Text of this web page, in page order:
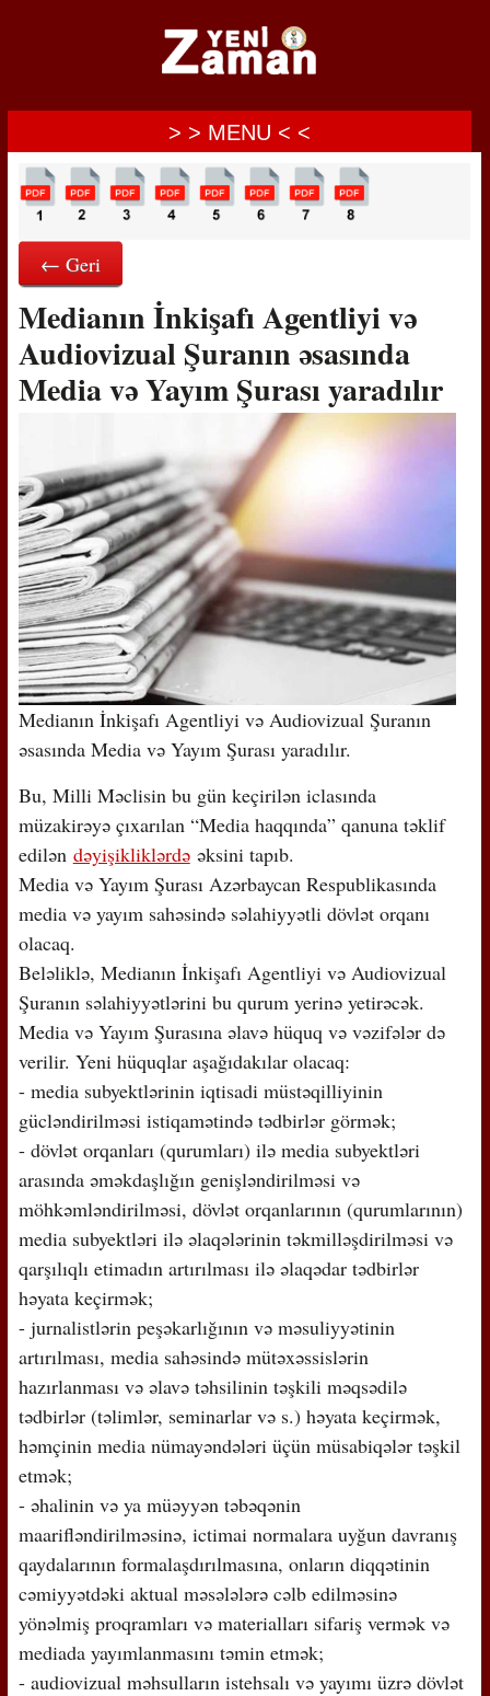
> > MENU < <
← Geri
Medianın İnkişafı Agentliyi və
Audiovizual Şuranın əsasında
Media və Yayım Şurası yaradılır
Medianın İnkişafı Agentliyi və Audiovizual Şuranın
əsasında Media və Yayım Şurası yaradılır.
Bu, Milli Məclisin bu gün keçirilən iclasında
müzakirəyə çıxarılan “Media haqqında” qanuna təklif
edilən dəyişikliklərdəəksini tapıb.
Media və Yayım Şurası Azərbaycan Respublikasında
media və yayım sahəsində səlahiyyətli dövlət orqanı
olacaq.
Beləliklə, Medianın İnkişafı Agentliyi və Audiovizual
Şuranın səlahiyyətlərini bu qurum yerinə yetirəcək.
Media və Yayım Şurasına əlavə hüquq və vəzifələr də
verilir. Yeni hüquqlar aşağıdakılar olacaq:
- media subyektlərinin iqtisadi müstəqilliyinin
gücləndirilməsi istiqamətində tədbirlər görmək;
- dövlət orqanları (qurumları) ilə media subyektləri
arasında əməkdaşlığın genişləndirilməsi və
möhkəmləndirilməsi, dövlət orqanlarının (qurumlarının)
media subyektləri ilə əlaqələrinin təkmilləşdirilməsi və
qarşılıqlı etimadın artırılması ilə əlaqədar tədbirlər
həyata keçirmək;
- jurnalistlərin peşəkarlığının və məsuliyyətinin
artırılması, media sahəsində mütəxəssislərin
hazırlanması və əlavə təhsilinin təşkili məqsədilə
tədbirlər (təlimlər, seminarlar və s.) həyata keçirmək,
həmçinin media nümayəndələri üçün müsabiqələr təşkil
etmək;
- əhalinin və ya müəyyən təbəqənin
maarifləndirilməsinə, ictimai normalara uyğun davranış
qaydalarının formalaşdırılmasına, onların diqqətinin
cəmiyyətdəki aktual məsələlərə cəlb edilməsinə
yönəlmiş proqramları və materialları sifariş vermək və
mediada yayımlanmasını təmin etmək;
- audiovizual məhsulların istehsalı və yayımı üzrə dövlət